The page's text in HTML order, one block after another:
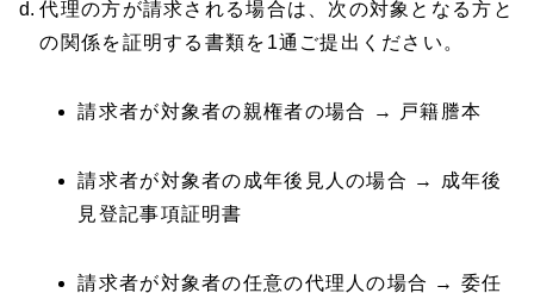
代理の方が請求される場合は、次の対象となる方と
の関係を証明する書類を1通ご提出ください。
請求者が対象者の親権者の場合 → 戸籍謄本
請求者が対象者の成年後見人の場合 → 成年後
見登記事項証明書
請求者が対象者の任意の代理人の場合 → 委任